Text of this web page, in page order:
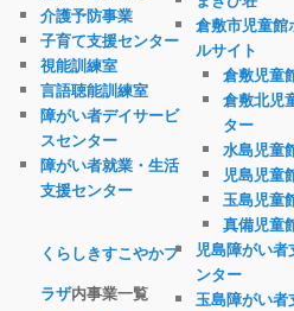
介護予防事業
子育て支援センター
視能訓練室
言語聴能訓練室
障がい者デイサービ
スセンター
障がい者就業・生活
支援センター
くらしきすこやかプ
ラザ内事業一覧
倉敷市児童館
ルサイト
倉敷児童
倉敷北児
ター
水島児童
児島児童
玉島児童
真備児童
児島障がい者
ンター
玉島障がい者